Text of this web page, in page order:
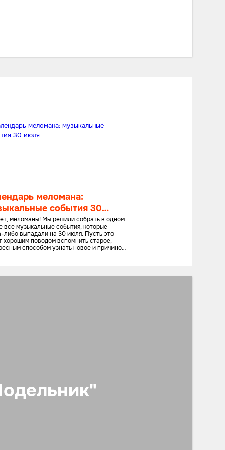
меломана:
события 30
меломаны! Мы решили собрать в одном
все музыкальные события, которые
либо выпадали на 30 июля. Пусть это
хорошим поводом вспомнить старое,
способом узнать новое и причиной